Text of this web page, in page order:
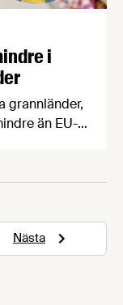
i
grannländer,
än EU-
om
Nästa